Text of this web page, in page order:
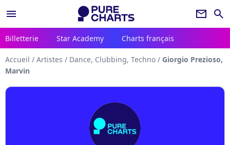
menu newsletter search
Billetterie Star Academy Charts français
Accueil / Artistes / Dance, Clubbing, Techno / Giorgio Prezioso,
Marvin